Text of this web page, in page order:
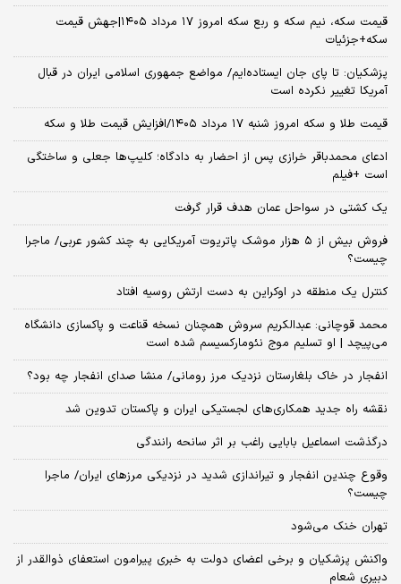
قیمت سکه، نیم سکه و ربع سکه امروز ۱۷ مرداد ۱۴۰۵|جهش قیمت
سکه+جزئیات
پزشکیان: تا پای جان ایستاده‌ایم/ مواضع جمهوری اسلامی ایران در قبال
آمریکا تغییر نکرده است
قیمت طلا و سکه امروز شنبه ۱۷ مرداد ۱۴۰۵/افزایش قیمت طلا و سکه
ادعای محمدباقر خرازی پس از احضار به دادگاه؛ کلیپ‌ها جعلی و ساختگی
است +فیلم
یک کشتی در سواحل عمان هدف قرار گرفت
فروش بیش از ۵ هزار موشک پاتریوت آمریکایی به چند کشور عربی/ ماجرا
چیست؟
کنترل یک منطقه در اوکراین به دست ارتش روسیه افتاد
محمد قوچانی: عبدالکریم سروش همچنان نسخه قناعت و پاکسازی دانشگاه
می‌پیچد | او تسلیم موج نئومارکسیسم شده است
انفجار در خاک بلغارستان نزدیک مرز رومانی/ منشا صدای انفجار چه بود؟
نقشه راه جدید همکاری‌های لجستیکی ایران و پاکستان تدوین شد
درگذشت اسماعیل بابایی راغب بر اثر سانحه رانندگی
وقوع چندین انفجار و تیراندازی شدید در نزدیکی مرز‌های ایران/ ماجرا
چیست؟
تهران خنک می‌شود
واکنش پزشکیان و برخی اعضای دولت به خبری پیرامون استعفای ذوالقدر از
دبیری شعام